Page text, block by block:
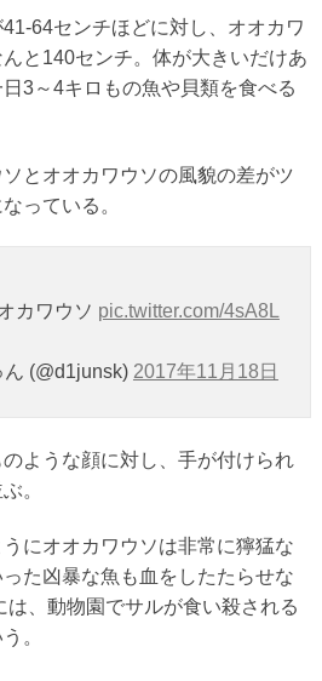
64センチほどに対し、オオカワ
と140センチ。体が大きいだけあ
3～4キロもの魚や貝類を食べる
とオオカワウソの風貌の差がツ
っている。
カワウソ pic.twitter.com/4sA8L
(@d1junsk) 2017年11月18日
ような顔に対し、手が付けられ
。
にオオカワウソは非常に獰猛な
た凶暴な魚も血をしたたらせな
、動物園でサルが食い殺される
。